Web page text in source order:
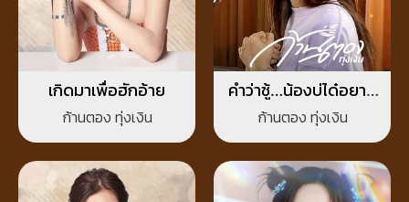
เกิดมาเพื่อฮักอ้าย
ก้านตอง ทุ่งเงิน
คำว่าชู้…น้องบ่ได๋อยาก
เป็น
ก้านตอง ทุ่งเงิน